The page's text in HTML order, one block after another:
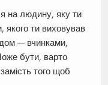
на людину, яку ти
ти виховував
— вчинками,
бути, варто
того щоб